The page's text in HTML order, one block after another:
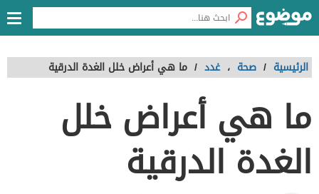
الرئيسية / صحة ، غدد / ما هي أعراض خلل الغدة الدرقية
ما هي أعراض خلل
الغدة الدرقية